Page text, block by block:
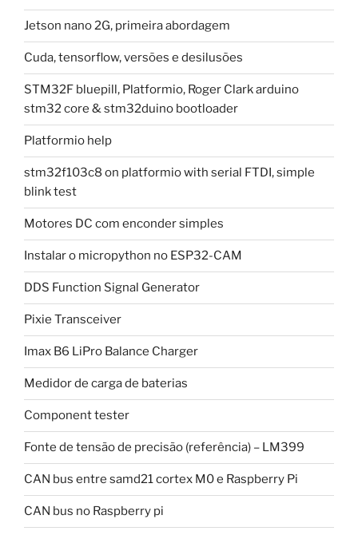
Jetson nano 2G, primeira abordagem
Cuda, tensorflow, versões e desilusões
STM32F bluepill, Platformio, Roger Clark arduino
stm32 core & stm32duino bootloader
Platformio help
stm32f103c8 on platformio with serial FTDI, simple
blink test
Motores DC com enconder simples
Instalar o micropython no ESP32-CAM
DDS Function Signal Generator
Pixie Transceiver
Imax B6 LiPro Balance Charger
Medidor de carga de baterias
Component tester
Fonte de tensão de precisão (referência) – LM399
CAN bus entre samd21 cortex M0 e Raspberry Pi
CAN bus no Raspberry pi